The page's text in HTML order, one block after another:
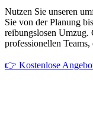
Nutzen Sie unseren
Sie von der Planung
reibungslosen Umzug.
professionellen
👉 Kostenlose